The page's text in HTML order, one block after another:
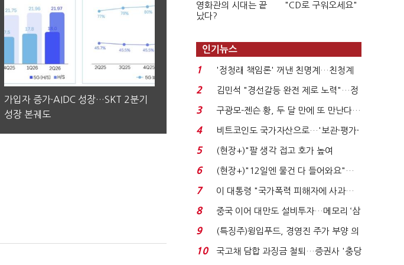
가입자 증가·AIDC 성장…SKT 2분기
성장 본궤도
영화관의 시대는 끝
났다?
"CD로 구워오세요"
인기뉴스
1
'정청래 책임론' 꺼낸 친명계…친청계
는 추가투표 때리기...
2
김민석 "경선갈등 완전 제로 노력"…정
청래 "반명 공세 사...
3
구광모-젠슨 황, 두 달 만에 또 만난다…
로봇·AI 등 논...
4
비트코인도 국가자산으로…'보관·평가·
처분' 기준은 ...
5
(현장+)"팔 생각 접고 호가 높여
요"…'덜 똘똘한 한 채' 20...
6
(현장+)"12일엔 물건 다 들어와요"…
빈 매대 채우며 문 연 ...
7
이 대통령 "국가폭력 피해자에 사과…
적극적 조사로 진...
8
중국 이어 대만도 설비투자…메모리 ‘삼
국전쟁’
9
(특징주)윙입푸드, 경영진 주가 부양 의
지에 상한가...
10
국고채 담합 과징금 철퇴…증권사 '충당